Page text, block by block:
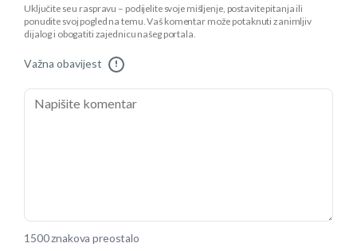
Uključite se u raspravu – podijelite svoje mišljenje, postavite pitanja ili
ponudite svoj pogled na temu. Vaš komentar može potaknuti zanimljiv
dijalog i obogatiti zajednicu našeg portala.
Važna obavijest !
1500 znakova preostalo